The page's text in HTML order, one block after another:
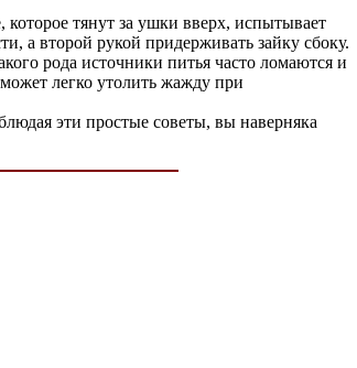
тянут за ушки вверх, испытывает
а второй рукой придерживать зайку сбоку.
рода источники питья часто ломаются и
легко утолить жажду при
эти простые советы, вы наверняка